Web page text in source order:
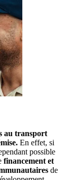
au transport
En effet, si
possible
financement et
de